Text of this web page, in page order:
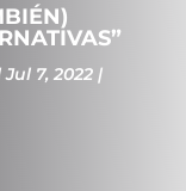
Jul 7, 2022